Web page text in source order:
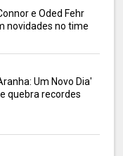
e Oded Fehr
novidades no time
Um Novo Dia'
quebra recordes